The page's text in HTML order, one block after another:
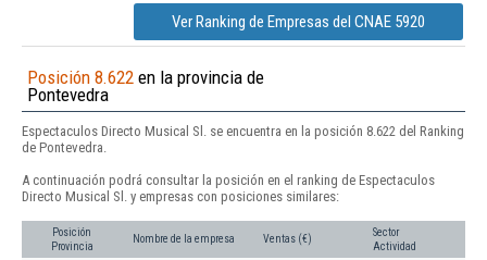
Ver Ranking de Empresas del CNAE 5920
Posición 8.622 en la provincia de
Pontevedra
Espectaculos Directo Musical Sl. se encuentra en la posición 8.622 del Ranking
de Pontevedra.
A continuación podrá consultar la posición en el ranking de Espectaculos
Directo Musical Sl. y empresas con posiciones similares:
Posición
Provincia
Nombre de la empresa Ventas (€)
Sector
Actividad